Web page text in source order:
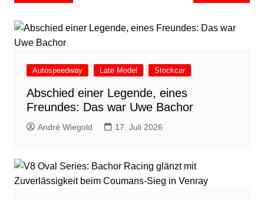
Autospeedway Late Model Stockcar
Abschied einer Legende, eines
Freundes: Das war Uwe Bachor
André Wiegold 17. Juli 2026